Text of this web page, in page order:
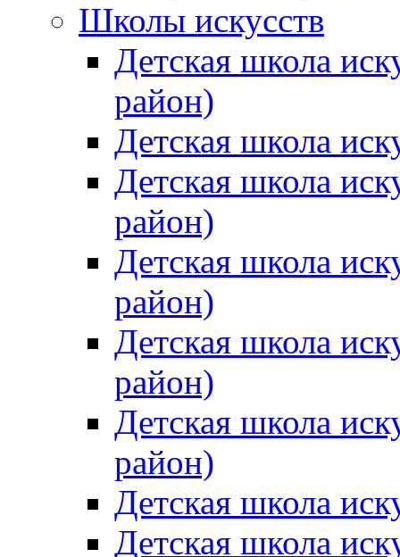
Школы искусств
Детская школа
район)
Детская школа
Детская школа
район)
Детская школа
район)
Детская школа
район)
Детская школа
район)
Детская школа
Детская школа